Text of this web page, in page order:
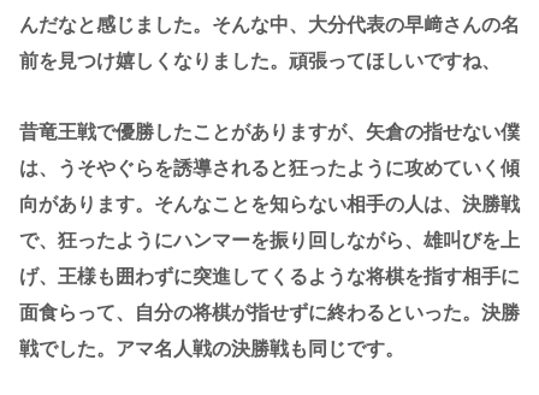
んだなと感じました。そんな中、大分代表の早﨑さんの名
前を見つけ嬉しくなりました。頑張ってほしいですね、
昔竜王戦で優勝したことがありますが、矢倉の指せない僕
は、うそやぐらを誘導されると狂ったように攻めていく傾
向があります。そんなことを知らない相手の人は、決勝戦
で、狂ったようにハンマーを振り回しながら、雄叫びを上
げ、王様も囲わずに突進してくるような将棋を指す相手に
面食らって、自分の将棋が指せずに終わるといった。決勝
戦でした。アマ名人戦の決勝戦も同じです。